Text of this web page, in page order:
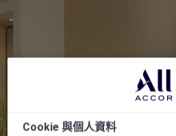
Cookie 與個人資料